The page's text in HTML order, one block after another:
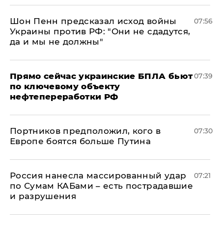
Шон Пенн предсказал исход войны
Украины против РФ: "Они не сдадутся,
да и мы не должны"
07:56
Прямо сейчас украинские БПЛА бьют
по ключевому объекту
нефтепереработки РФ
07:39
Портников предположил, кого в
Европе боятся больше Путина
07:30
Россия нанесла массированный удар
по Сумам КАБами – есть пострадавшие
и разрушения
07:21